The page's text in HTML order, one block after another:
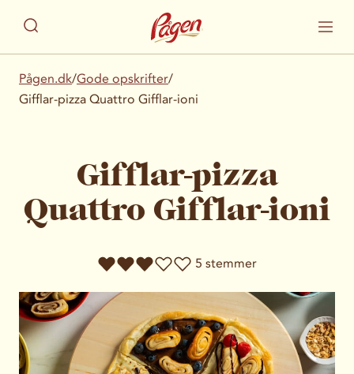
Pågen.dk/Gode opskrifter/
Gifflar-pizza Quattro Gifflar-ioni
Gifflar-pizza
Quattro Gifflar-ioni
5 stemmer